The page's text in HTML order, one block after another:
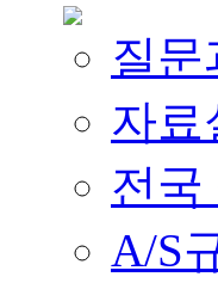
질문
자료
전국
A/S